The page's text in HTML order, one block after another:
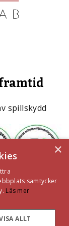
spillskydd
×
samtycker
Läs mer
ALLT